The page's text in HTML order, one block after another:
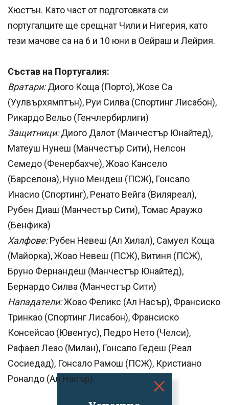
Хюстън. Като част от подготовката си
португалците ще срещнат Чили и Нигерия, като
тези мачове са на 6 и 10 юни в Оейраш и Лейрия.
Състав на Португалия:
Вратари:Диого Коща (Порто), Жозе Са
(Уулвърхямптън), Руи Силва (Спортинг Лисабон),
Рикардо Вельо (Генчлербирлиги)
Защитници:Диого Далот (Манчестър Юнайтед),
Матеуш Нунеш (Манчестър Сити), Нелсон
Семедо (Фенербахче), Жоао Кансело
(Барселона), Нуно Мендеш (ПСЖ), Гонсало
Инасио (Спортинг), Ренато Вейга (Виляреал),
Рубен Диаш (Манчестър Сити), Томас Араужо
(Бенфика)
Халфове:Рубен Невеш (Ал Хилал), Самуел Коща
(Майорка), Жоао Невеш (ПСЖ), Витиня (ПСЖ),
Бруно Фернандеш (Манчестър Юнайтед),
Бернардо Силва (Манчестър Сити)
Нападатели:Жоао Феликс (Ал Насър), Франсиско
Тринкао (Спортинг Лисабон), Франсиско
Консейсао (Ювентус), Педро Нето (Челси),
Рафаел Леао (Милан), Гонсало Гедеш (Реал
Сосиедад), Гонсало Рамош (ПСЖ), Кристиано
Роналдо (Ал Насър).